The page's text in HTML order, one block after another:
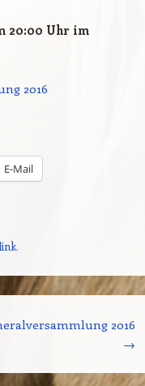
20:00 Uhr im
2016
E-Mail
.
2016
→